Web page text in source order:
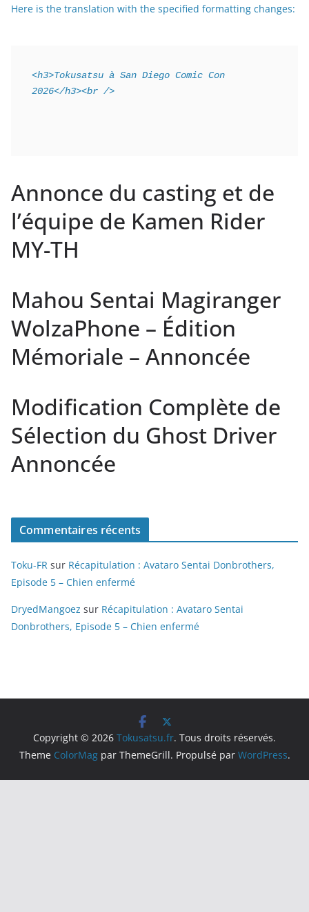
Here is the translation with the specified formatting changes:
<h3>Tokusatsu à San Diego Comic Con
2026</h3><br />
Annonce du casting et de
l’équipe de Kamen Rider
MY-TH
Mahou Sentai Magiranger
WolzaPhone – Édition
Mémoriale – Annoncée
Modification Complète de
Sélection du Ghost Driver
Annoncée
Commentaires récents
Toku-FR sur Récapitulation : Avataro Sentai Donbrothers,
Episode 5 – Chien enfermé
DryedMangoez sur Récapitulation : Avataro Sentai
Donbrothers, Episode 5 – Chien enfermé
Copyright © 2026 Tokusatsu.fr. Tous droits réservés.
Theme ColorMagpar ThemeGrill. Propulsé par WordPress.